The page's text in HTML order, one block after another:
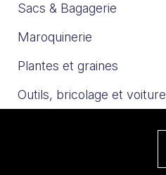
Sacs & Bagagerie
Maroquinerie
Plantes et graines
Outils, bricolage et voiture